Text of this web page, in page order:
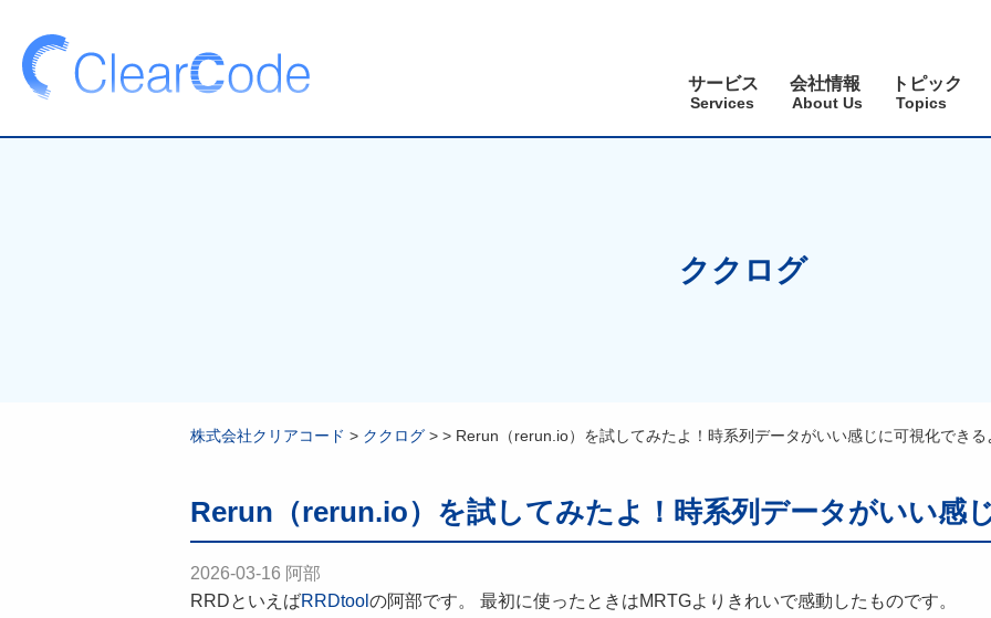
サービス
Services
会社情報
About Us
トピック
Topics
ククログ
株式会社クリアコード > ククログ > > Rerun（rerun.io）を試してみたよ！時系列データがいい感じに可視化できる
Rerun（rerun.io）を試してみたよ！時系列データがいい感
2026-03-16 阿部
RRDといえばRRDtool の阿部です。 最初に使ったときはMRTGよりきれいで感動したものです。